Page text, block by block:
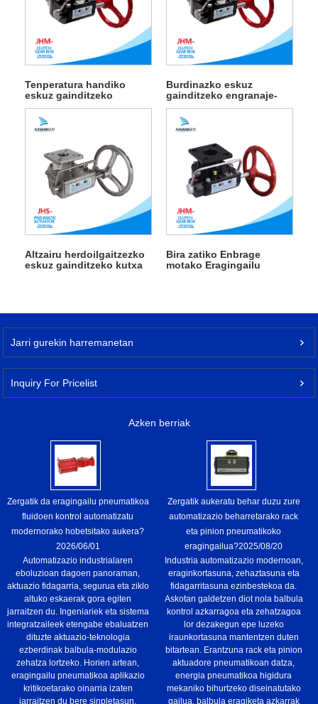
Tenperatura handiko
eskuz gainditzeko
engranaje-kutxa
Burdinazko eskuz
gainditzeko engranaje-
kutxa
Altzairu herdoilgaitzezko
eskuz gainditzeko kutxa
Bira zatiko Enbrage
motako Eragingailu
Jarri gurekin harremanetan
Inquiry For Pricelist
Azken berriak
Zergatik da eragingailu pneumatikoa
fluidoen kontrol automatizatu
modernorako hobetsitako aukera?
2026/06/01
Automatizazio industrialaren
eboluzioan dagoen panoraman,
aktuazio fidagarria, segurua eta ziklo
altuko eskaerak gora egiten
jarraitzen du. Ingeniariek eta sistema
integratzaileek etengabe ebaluatzen
dituzte aktuazio-teknologia
ezberdinak balbula-modulazio
zehatza lortzeko. Horien artean,
eragingailu pneumatikoa aplikazio
kritikoetarako oinarria izaten
jarraitzen du bere sinpletasun,
Zergatik aukeratu behar duzu zure
automatizazio beharretarako rack
eta pinion pneumatikoko
eragingailua?2025/08/20
Industria automatizazio modernoan,
eraginkortasuna, zehaztasuna eta
fidagarritasuna ezinbestekoa da.
Askotan galdetzen diot nola balbula
kontrol azkarragoa eta zehatzagoa
lor dezakegun epe luzeko
iraunkortasuna mantentzen duten
bitartean. Erantzuna rack eta pinion
aktuadore pneumatikoan datza,
energia pneumatikoa higidura
mekaniko bihurtzeko diseinatutako
gailua, balbula eragiketa azkarrak